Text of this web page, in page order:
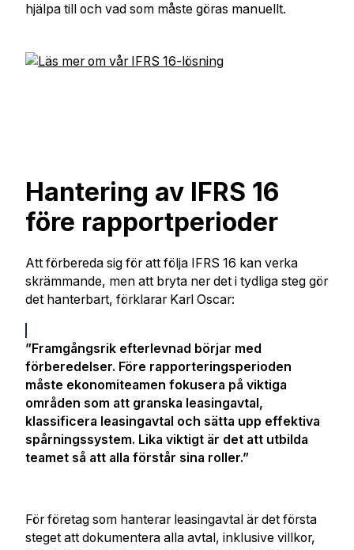
hjälpa till och vad som måste göras manuellt.
Hantering av IFRS 16
före rapportperioder
Att förbereda sig för att följa IFRS 16 kan verka
skrämmande, men att bryta ner det i tydliga steg gör
det hanterbart, förklarar Karl Oscar:
”Framgångsrik efterlevnad börjar med
förberedelser. Före rapporteringsperioden
måste ekonomiteamen fokusera på viktiga
områden som att granska leasingavtal,
klassificera leasingavtal och sätta upp effektiva
spårningssystem. Lika viktigt är det att utbilda
teamet så att alla förstår sina roller.”
För företag som hanterar leasingavtal är det första
steget att dokumentera alla avtal, inklusive villkor,